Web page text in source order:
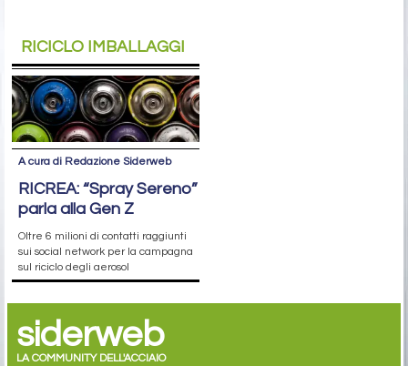
RICICLO IMBALLAGGI
A cura di Redazione Siderweb
RICREA: “Spray Sereno”
parla alla Gen Z
Oltre 6 milioni di contatti raggiunti
sui social network per la campagna
sul riciclo degli aerosol
siderweb
LA COMMUNITY DELL'ACCIAIO